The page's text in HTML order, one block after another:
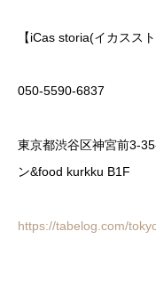
【iCas storia(イカスス
050-5590-6837
東京都渋谷区神宮前3-
ン&food kurkku B1F
https://tabelog.com/